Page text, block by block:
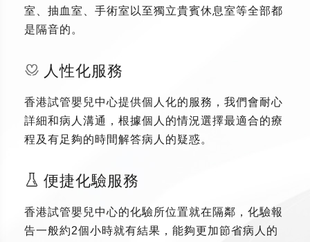
室、抽血室、手術室以至獨立貴賓休息室等全部都
是隔音的。
人性化服務
香港試管嬰兒中心提供個人化的服務，我們會耐心
詳細和病人溝通，根據個人的情況選擇最適合的療
程及有足夠的時間解答病人的疑惑。
便捷化驗服務
香港試管嬰兒中心的化驗所位置就在隔鄰，化驗報
告一般約2個小時就有結果，能夠更加節省病人的